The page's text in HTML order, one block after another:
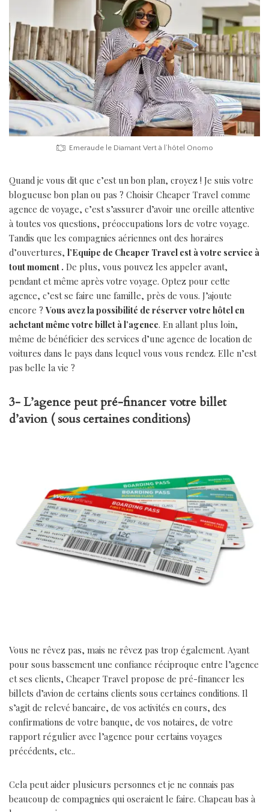
Emeraude le Diamant Vert à l’hôtel Onomo
Quand je vous dit que c’est un bon plan, croyez ! Je suis votre
blogueuse bon plan ou pas ? Choisir Cheaper Travel comme
agence de voyage, c’est s’assurer d’avoir une oreille attentive
à toutes vos questions, préoccupations lors de votre voyage.
Tandis que les compagnies aériennes ont des horaires
d’ouvertures, l’Equipe de Cheaper Travel est à votre service à
tout moment . De plus, vous pouvez les appeler avant,
pendant et même après votre voyage. Optez pour cette
agence, c’est se faire une famille, près de vous. J’ajoute
encore ? Vous avez la possibilité de réserver votre hôtel en
achetant même votre billet à l’agence. En allant plus loin,
même de bénéficier des services d’une agence de location de
voitures dans le pays dans lequel vous vous rendez. Elle n’est
pas belle la vie ?
3- L’agence peut pré-financer votre billet
d’avion ( sous certaines conditions)
Vous ne rêvez pas, mais ne rêvez pas trop également. Ayant
pour sous bassement une confiance réciproque entre l’agence
et ses clients, Cheaper Travel propose de pré-financer les
billets d’avion de certains clients sous certaines conditions. Il
s’agit de relevé bancaire, de vos activités en cours, des
confirmations de votre banque, de vos notaires, de votre
rapport régulier avec l’agence pour certains voyages
précédents, etc..
Cela peut aider plusieurs personnes et je ne connais pas
beaucoup de compagnies qui oseraient le faire. Chapeau bas à